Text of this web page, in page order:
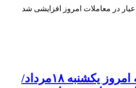
قیمت طلا و سکه امروز یکشنبه ۱۸مرداد/